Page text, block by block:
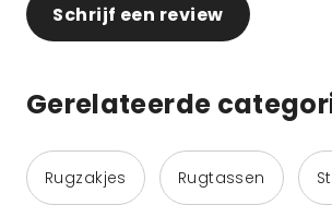
Schrijf een review
Gerelateerde
Rugzakjes Rugtassen